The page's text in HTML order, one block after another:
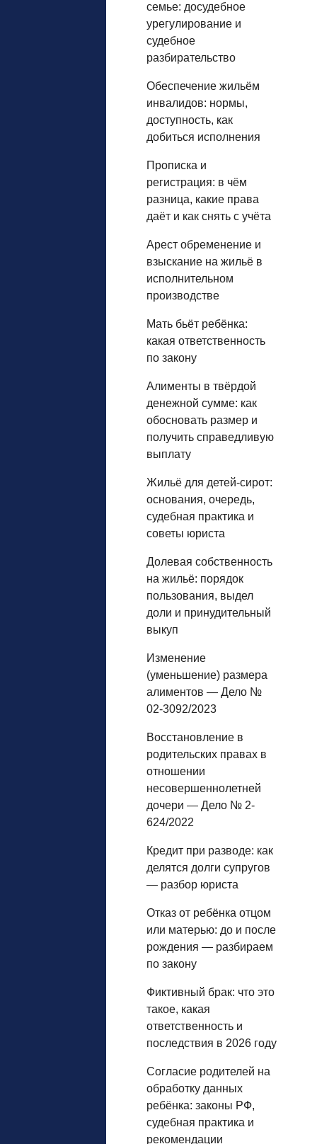
семье: досудебное
урегулирование и
судебное
разбирательство
Обеспечение жильём
инвалидов: нормы,
доступность, как
добиться исполнения
Прописка и
регистрация: в чём
разница, какие права
даёт и как снять с учёта
Арест обременение и
взыскание на жильё в
исполнительном
производстве
Мать бьёт ребёнка:
какая ответственность
по закону
Алименты в твёрдой
денежной сумме: как
обосновать размер и
получить справедливую
выплату
Жильё для детей‑сирот:
основания, очередь,
судебная практика и
советы юриста
Долевая собственность
на жильё: порядок
пользования, выдел
доли и принудительный
выкуп
Изменение
(уменьшение) размера
алиментов — Дело №
02-3092/2023
Восстановление в
родительских правах в
отношении
несовершеннолетней
дочери — Дело № 2-
624/2022
Кредит при разводе: как
делятся долги супругов
— разбор юриста
Отказ от ребёнка отцом
или матерью: до и после
рождения — разбираем
по закону
Фиктивный брак: что это
такое, какая
ответственность и
последствия в 2026 году
Согласие родителей на
обработку данных
ребёнка: законы РФ,
судебная практика и
рекомендации